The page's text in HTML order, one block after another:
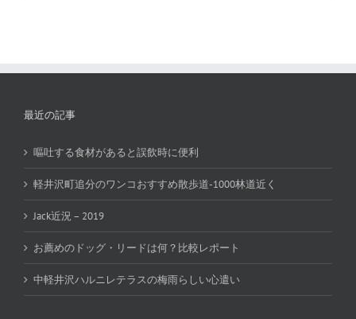
最近の記事
嘔吐する食材があると誤飲時に便利
軽井沢町追分のワンコおすすめ散歩道-1000林道近く
Jack近況 – 2019
お薦めのドッグ・リードは何？比較レポート
中軽井沢ハルニレテラスの梅雨らしい心遣い